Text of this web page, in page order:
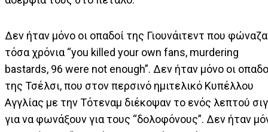
Δεν ήταν μόνο οι οπαδοί της Γιουνάιτεντ που
τόσα χρόνια “you killed your own fans, murdering
bastards, 96 were not enough”. Δεν ήταν μόνο οι
της Τσέλσι, που στον περσινό ημιτελικό Κυπέλλου
Αγγλίας με την Τότεναμ διέκοψαν το ενός λεπτού
για να φωνάξουν για τους “δολοφόνους”. Δεν ήταν